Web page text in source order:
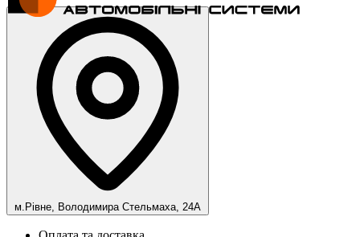
м.Рівне, Володимира Стельмаха, 24А